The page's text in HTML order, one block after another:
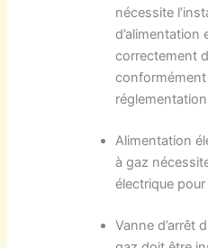
nécessite
d’alimentation
correctement
Alimentation
à gaz
électrique
Vanne d’arrêt